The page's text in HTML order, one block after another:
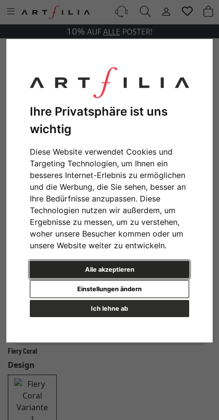
Ihre Privatsphäre ist uns
wichtig
Diese Website verwendet Cookies und
Targeting Technologien, um Ihnen ein
besseres Internet-Erlebnis zu ermöglichen
und die Werbung, die Sie sehen, besser an
Ihre Bedürfnisse anzupassen. Diese
Technologien nutzen wir außerdem, um
Ergebnisse zu messen, um zu verstehen,
woher unsere Besucher kommen oder um
unsere Website weiter zu entwickeln.
Alle akzeptieren
Ich lehne ab
Einstellungen ändern
10% AUFALLE POSTER!
Fiery Coral
Design